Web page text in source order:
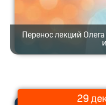
Перенос лекций
29